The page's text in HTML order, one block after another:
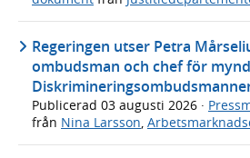
Regeringen utser Petra
ombudsman och chef för
Publicerad 03 augusti 2026 ·
från Nina Larsson